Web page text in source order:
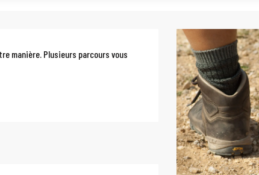
manière. Plusieurs parcours vous